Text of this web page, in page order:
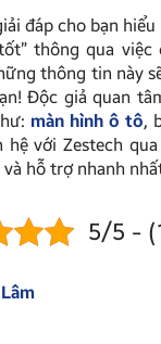
đáp cho bạn
thông qua
thông tin này
Độc giả quan
màn hình ô tô,
với Zestech qua
hỗ trợ nhanh
5/5 -